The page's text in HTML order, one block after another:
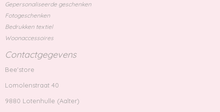
Gepersonaliseerde geschenken
Fotogeschenken
Bedrukken textiel
Woonaccessoires
Contactgegevens
Bee'store
Lomolenstraat 40
9880 Lotenhulle (Aalter)